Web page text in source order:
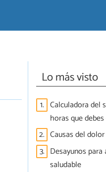
Lo más visto
1. Calculadora del
horas que
2. Causas del
3. Desayunos
saludable